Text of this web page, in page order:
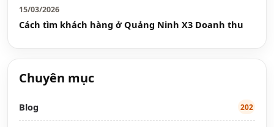
15/03/2026
Cách tìm khách hàng ở Quảng Ninh X3 Doanh thu
Chuyên mục
Blog 202